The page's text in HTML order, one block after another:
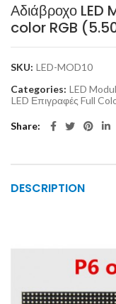
Αδιάβροχο
color RGB
SKU: LED-MOD10
Categories: LED
LED Επιγραφές Full
Share
DESCRIPTION